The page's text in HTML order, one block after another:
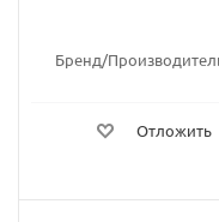
Бренд/
Отложить